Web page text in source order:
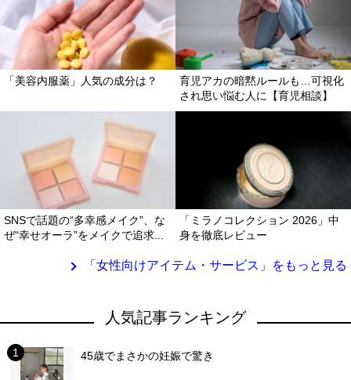
「美容内服薬」人気の成分は？
育児アカの暗黙ルールも…可視化
され思い悩む人に【育児相談】
SNSで話題の“多幸感メイク”、な
ぜ“幸せオーラ”をメイクで追求...
「ミラノコレクション 2026」中
身を徹底レビュー
「女性向けアイテム・サービス」をもっと見る
人気記事ランキング
45歳でまさかの妊娠で驚き